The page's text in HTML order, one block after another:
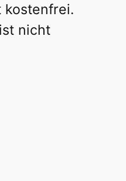
kostenfrei.
nicht